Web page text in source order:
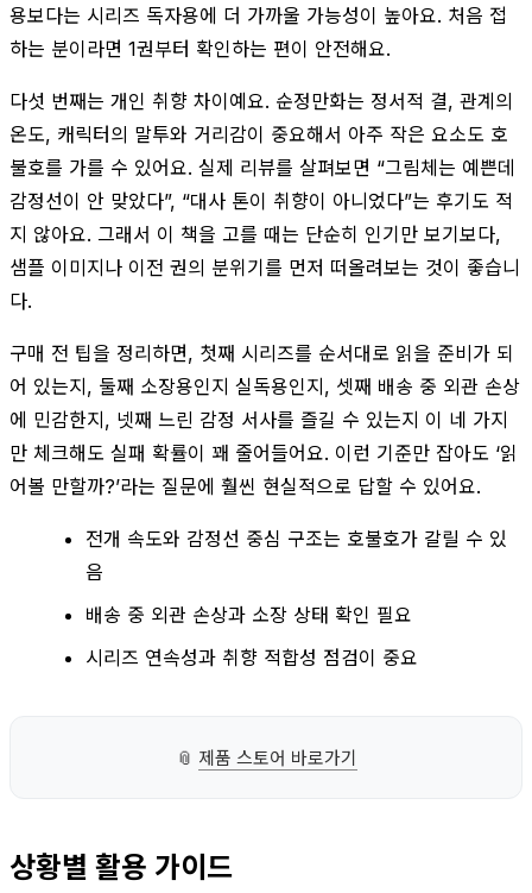
용보다는 시리즈 독자용에 더 가까울 가능성이 높아요. 처음 접
하는 분이라면 1권부터 확인하는 편이 안전해요.
다섯 번째는 개인 취향 차이예요. 순정만화는 정서적 결, 관계의
온도, 캐릭터의 말투와 거리감이 중요해서 아주 작은 요소도 호
불호를 가를 수 있어요. 실제 리뷰를 살펴보면 “그림체는 예쁜데
감정선이 안 맞았다”, “대사 톤이 취향이 아니었다”는 후기도 적
지 않아요. 그래서 이 책을 고를 때는 단순히 인기만 보기보다,
샘플 이미지나 이전 권의 분위기를 먼저 떠올려보는 것이 좋습니
다.
구매 전 팁을 정리하면, 첫째 시리즈를 순서대로 읽을 준비가 되
어 있는지, 둘째 소장용인지 실독용인지, 셋째 배송 중 외관 손상
에 민감한지, 넷째 느린 감정 서사를 즐길 수 있는지 이 네 가지
만 체크해도 실패 확률이 꽤 줄어들어요. 이런 기준만 잡아도 ‘읽
어볼 만할까?’라는 질문에 훨씬 현실적으로 답할 수 있어요.
전개 속도와 감정선 중심 구조는 호불호가 갈릴 수 있
음
배송 중 외관 손상과 소장 상태 확인 필요
시리즈 연속성과 취향 적합성 점검이 중요
📎 제품 스토어 바로가기
상황별 활용 가이드